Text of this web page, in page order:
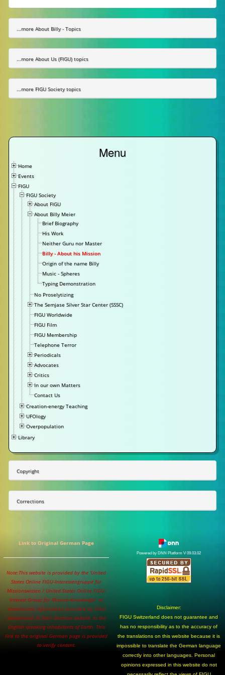
...more About Billy - Topics
...more About Us (FIGU) topics
...more FIGU Society topics
Menu
Home
Events
FIGU
FIGU Society
About FIGU
About Billy Meier
Brief Biography
His Work
Neither Guru nor Master
Billy - About his Mission
Origin of the name Billy
Music - Spheres
Typing Demonstration
No Proselytizing
The Semjase Silver Star Center (SSSC)
FIGU Worldwide
FIGU Film
FIGU Membership
Telephone Terror
Periodicals
Advocates
Critics
In our own Matters
Contact Us
Creation-energy Teaching
UFOlogy
Overpopulation
Library
Copyright
Corrections
Link to Original German Page
Note:This website is provided by the 'United
States Online FIGU-Interessengruppe für
Missionswissen / United States Online FIGU-
Interest Group for Mission-Knowledge' to
disseminate information provided by FIGU
Switzerland, in their German website, to the
English speaking inhabitants of Earth. This
link to the original German page is provided
to verify content.
Powered by DNN Platform V 09.03.02
Disclaimer:
FIGU Switzerland does not guarantee and
has no responsibility as to the accuracy of
the translations on this website because it is
impossible to translate the German language
correctly into other languages. Personal
opinions expressed in this website do not